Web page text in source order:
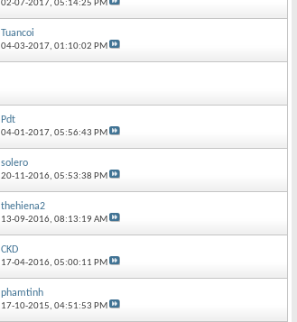
02-07-2017,05:14:25 PM
Tuancoi
04-03-2017,01:10:02 PM
Pdt
04-01-2017,05:56:43 PM
solero
20-11-2016,05:53:38 PM
thehiena2
13-09-2016,08:13:19 AM
CKD
17-04-2016,05:00:11 PM
phamtinh
17-10-2015,04:51:53 PM